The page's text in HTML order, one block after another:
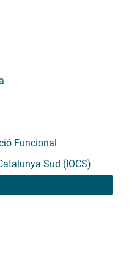
Funcional
Sud (IOCS)